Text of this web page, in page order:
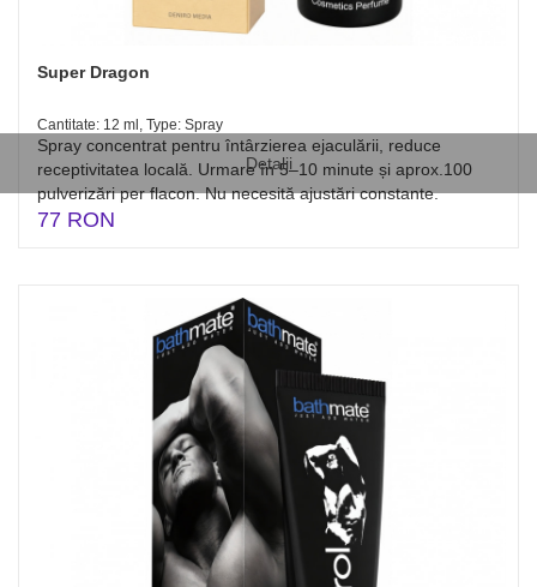
Detalii
Super Dragon
Cantitate: 12 ml, Type: Spray
Spray concentrat pentru întârzierea ejaculării, reduce
receptivitatea locală. Urmare în 5–10 minute și aprox.100
pulverizări per flacon. Nu necesită ajustări constante.
77 RON